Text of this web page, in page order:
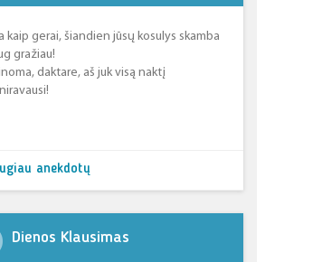
kaip gerai, šiandien jūsų kosulys skamba
gražiau!
daktare, aš juk visą naktį
anekdotų
Dienos Klausimas